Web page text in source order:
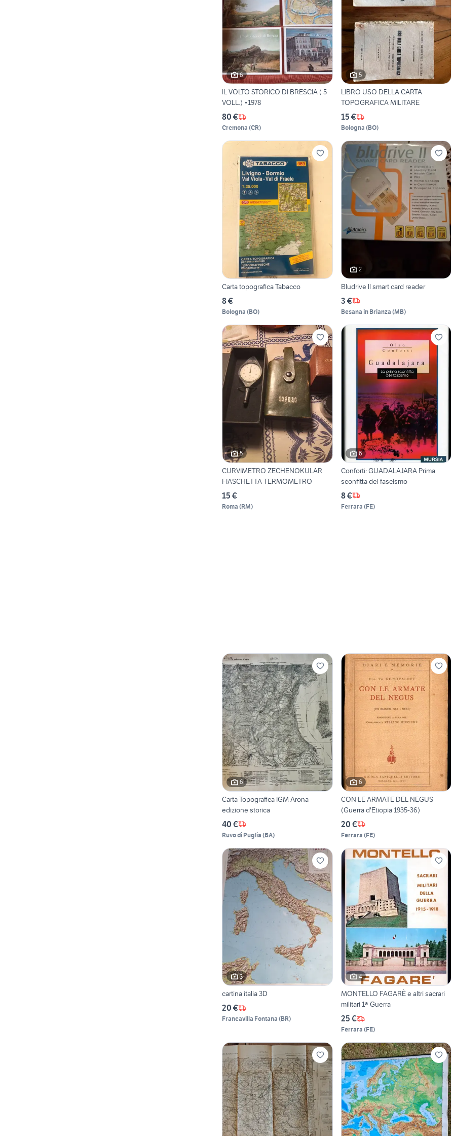
6
IL VOLTO STORICO DI BRESCIA ( 5
VOLL.) •1978
80 €
Cremona (CR)
5
LIBRO USO DELLA CARTA
TOPOGRAFICA MILITARE
15 €
Bologna (BO)
Carta topografica Tabacco
8 €
Bologna (BO)
2
Bludrive ll smart card reader
3 €
Besana in Brianza (MB)
5
CURVIMETRO ZECHENOKULAR
FIASCHETTA TERMOMETRO
15 €
Roma (RM)
6
Conforti: GUADALAJARA Prima
sconfitta del fascismo
8 €
Ferrara (FE)
6
Carta Topografica IGM Arona
edizione storica
40 €
Ruvo di Puglia (BA)
6
CON LE ARMATE DEL NEGUS
(Guerra d'Etiopia 1935-36)
20 €
Ferrara (FE)
3
cartina italia 3D
20 €
Francavilla Fontana (BR)
4
MONTELLO FAGARÈ e altri sacrari
militari 1ª Guerra
25 €
Ferrara (FE)